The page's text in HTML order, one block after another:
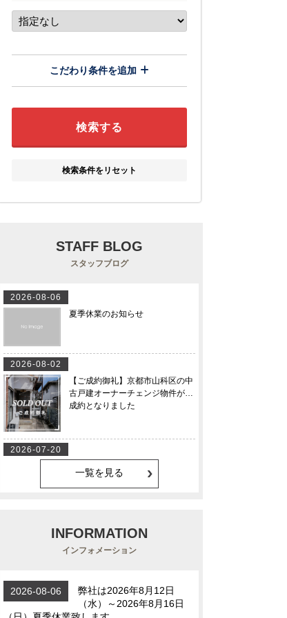
こだわり条件を追加
検索条件をリセット
STAFF BLOG
スタッフブログ
一覧を見る
INFORMATION
インフォメーション